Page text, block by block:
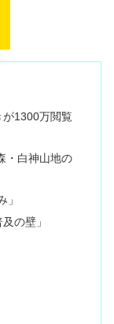
が1300万閲覧
・白神山地の
の壁」